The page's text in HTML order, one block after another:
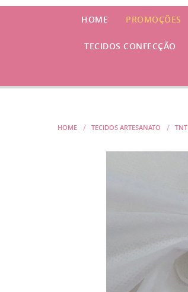
HOME PROMOÇÕES
TECIDOS CONFECÇÃO
HOME TECIDOS ARTESANATO TNT